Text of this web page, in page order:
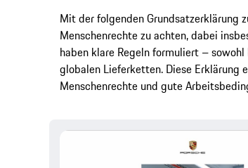
Mit der folgenden Grundsatzerklärung
Menschenrechte zu achten, dabei
haben klare Regeln formuliert –
globalen Lieferketten. Diese Erklärung
Menschenrechte und gute